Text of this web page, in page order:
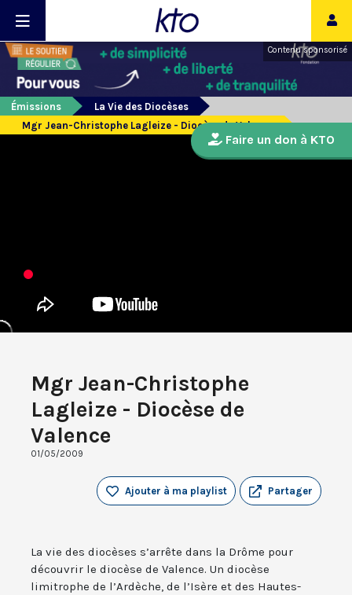
Contenu sponsorisé
Émissions
La Vie des Diocèses
Mgr Jean-Christophe Lagleize - Diocèse de Valence
Mgr Jean-Christophe
Lagleize - Diocèse de
Valence
01/05/2009
Partager
Ajouter à ma playlist
La vie des diocèses s’arrête dans la Drôme pour
découvrir le diocèse de Valence. Un diocèse
limitrophe de l’Ardèche, de l’Isère et des Hautes-
Faire un don à KTO